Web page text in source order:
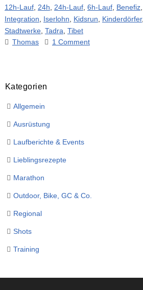
12h-Lauf, 24h 24h-Lauf, 6h-Lauf, Benefiz,
Integration
Iserlohn Kidsrun Kinderdörfer,
Stadtwerke, Tadra Tibet
Thomas
1 Comment
Kategorien
Allgemein
Ausrüstung
Laufberichte & Events
Lieblingsrezepte
Marathon
Outdoor, Bike, GC & Co.
Regional
Shots
Training